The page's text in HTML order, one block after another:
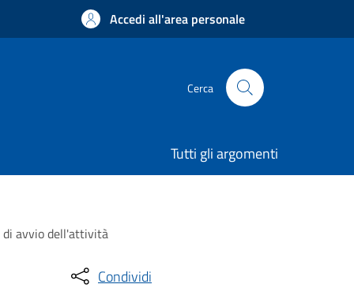
Accedi all'area personale
Cerca
Tutti gli argomenti
di avvio dell'attività
Condividi